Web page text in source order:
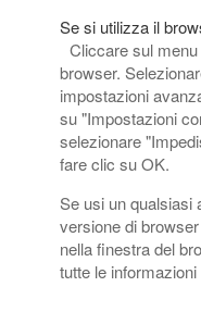
Se si utilizza il
Cliccare sul
browser.
impostazioni
su "Impostazioni
selezionare
fare clic su OK.
Se usi un qualsiasi
versione di
nella finestra del
tutte le